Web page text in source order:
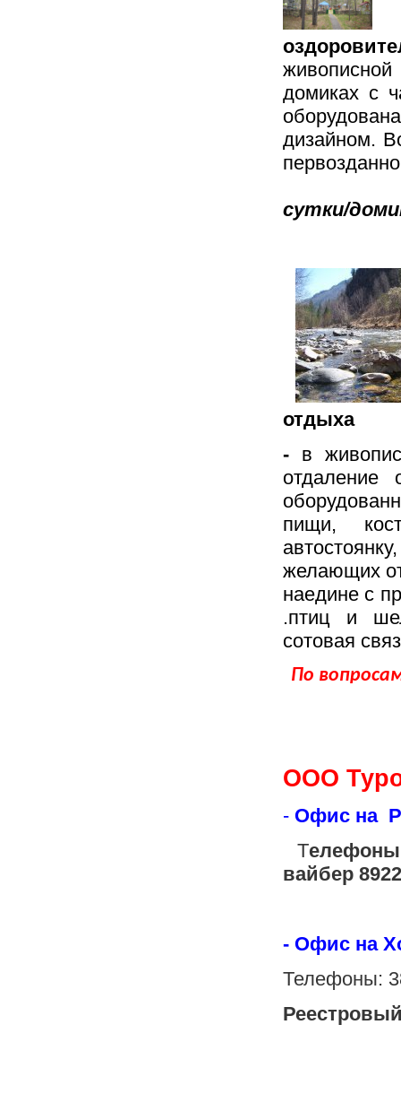
домиках с
дизайном.
сутки/
отдыха
- в
пищи,
желающих
наедине с
.птиц и
сотовая
По
ООО
- Офис на
Т
вайбер
- Офис на
Телефоны: